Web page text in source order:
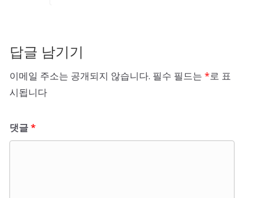
답글 남기기
이메일 주소는 공개되지 않습니다. 필수 필드는 *로 표
시됩니다
댓글*